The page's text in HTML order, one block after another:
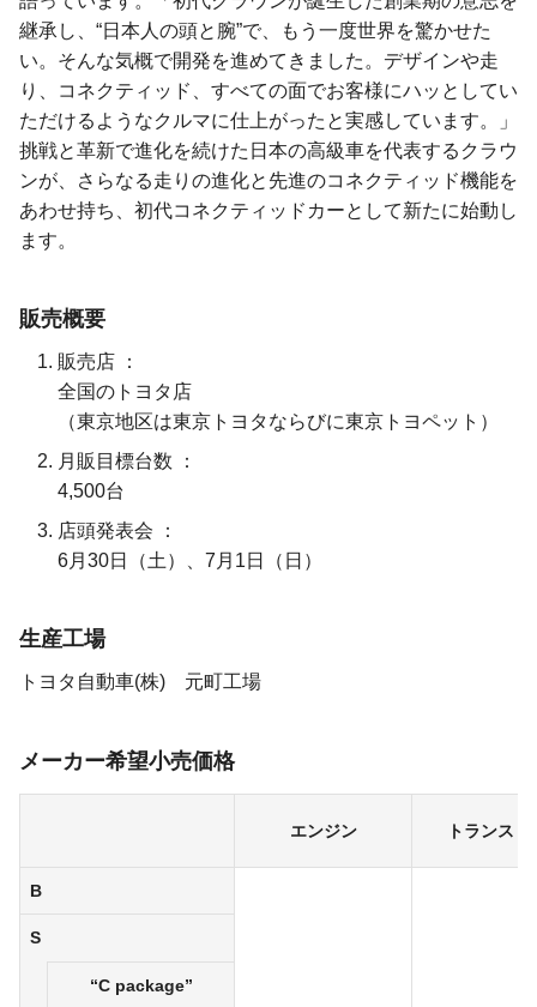
継承し、“日本人の頭と腕”で、もう一度世界を驚かせた
い。そんな気概で開発を進めてきました。デザインや走
り、コネクティッド、すべての面でお客様にハッとしてい
ただけるようなクルマに仕上がったと実感しています。」
挑戦と革新で進化を続けた日本の高級車を代表するクラウ
ンが、さらなる走りの進化と先進のコネクティッド機能を
あわせ持ち、初代コネクティッドカーとして新たに始動し
ます。
販売概要
販売店
全国のトヨタ店
（東京地区は東京トヨタならびに東京トヨペット）
月販目標台数
4,500台
店頭発表会
6月30日（土）、7月1日（日）
生産工場
トヨタ自動車(株) 元町工場
メーカー希望小売価格
エンジン トランス
B
S
“C package”